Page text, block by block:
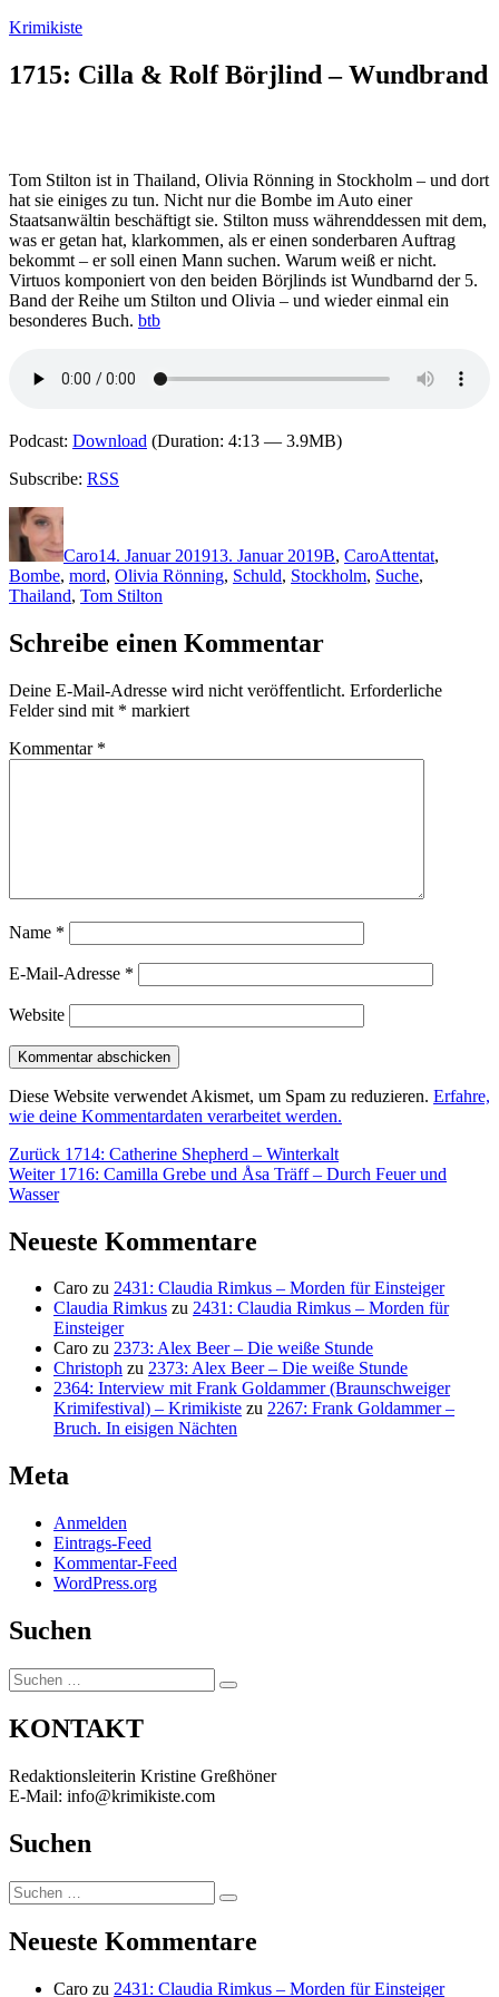
Zum
springen
Krimikiste
1715: Cilla & Rolf Börjlind – Wundbrand
Tom Stilton ist in Thailand, Olivia Rönning in Stockholm – und dort
hat sie einiges zu tun. Nicht nur die Bombe im Auto einer
Staatsanwältin beschäftigt sie. Stilton muss währenddessen mit dem,
was er getan hat, klarkommen, als er einen sonderbaren Auftrag
bekommt – er soll einen Mann suchen. Warum weiß er nicht.
Virtuos komponiert von den beiden Börjlinds ist Wundbarnd der 5.
Band der Reihe um Stilton und Olivia – und wieder einmal ein
besonderes Buch. btb
Podcast: Download (Duration: 4:13 — 3.9MB)
Subscribe: RSS
Autor
Caro14. Januar 201913. Januar 2019B, CaroAttentat,
Bombe, mord, Olivia Rönning, Schuld, Stockholm, Suche,
Thailand, Tom Stilton
Schreibe einen Kommentar
Deine E-Mail-Adresse wird nicht veröffentlicht. Erforderliche
Felder sind mit * markiert
Kommentar *
Name *
E-Mail-Adresse *
Website
Diese Website verwendet Akismet, um Spam zu reduzieren. Erfahre,
wie deine Kommentardaten verarbeitet werden.
Beitragsnavigation
Zurück Vorheriger
Beitrag:
1714: Catherine Shepherd – Winterkalt
Weiter Nächster
Beitrag:
1716: Camilla Grebe und Åsa Träff – Durch Feuer und
Wasser
Neueste Kommentare
Caro zu 2431: Claudia Rimkus – Morden für Einsteiger
Claudia Rimkus zu 2431: Claudia Rimkus – Morden für
Einsteiger
Caro zu 2373: Alex Beer – Die weiße Stunde
Christoph zu 2373: Alex Beer – Die weiße Stunde
2364: Interview mit Frank Goldammer (Braunschweiger
Krimifestival) – Krimikiste zu 2267: Frank Goldammer –
Bruch. In eisigen Nächten
Meta
Anmelden
Eintrags-Feed
Kommentar-Feed
WordPress.org
Suchen
Suchen
nach:
Suchen
KONTAKT
Redaktionsleiterin Kristine Greßhöner
E-Mail: info@krimikiste.com
Suchen
Suchen
nach:
Suchen
Neueste Kommentare
Caro zu 2431: Claudia Rimkus – Morden für Einsteiger